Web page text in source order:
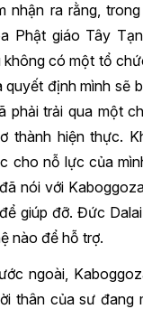
nhận ra rằng,
Phật giáo Tây
không có một tổ
quyết định mình sẽ
phải trải qua một
thành hiện thực.
cho nỗ lực của
nói với
giúp đỡ. Đức
nào để hỗ trợ.
ngoài,
thân của sư đang